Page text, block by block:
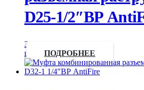
D25-1/2″ВР
Запросить
цену
ПОДРОБНЕЕ